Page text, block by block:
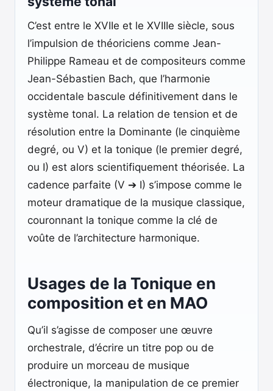
C’est entre le XVIIe et le XVIIIe siècle, sous
l’impulsion de théoriciens comme Jean-
Philippe Rameau et de compositeurs comme
Jean-Sébastien Bach, que l’harmonie
occidentale bascule définitivement dans le
système tonal. La relation de tension et de
résolution entre la Dominante (le cinquième
degré, ou V) et la tonique (le premier degré,
ou I) est alors scientifiquement théorisée. La
cadence parfaite (V ➔ I) s’impose comme le
moteur dramatique de la musique classique,
couronnant la tonique comme la clé de
voûte de l’architecture harmonique.
Usages de la Tonique en
composition et en MAO
Qu’il s’agisse de composer une œuvre
orchestrale, d’écrire un titre pop ou de
produire un morceau de musique
électronique, la manipulation de ce premier